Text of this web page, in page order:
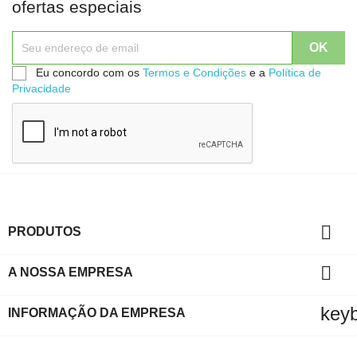
ofertas especiais
Eu concordo com os Termos e Condições e a Política de
Privacidade
PRODUTOS 
A NOSSA EMPRESA 
INFORMAÇÃO DA EMPRESA